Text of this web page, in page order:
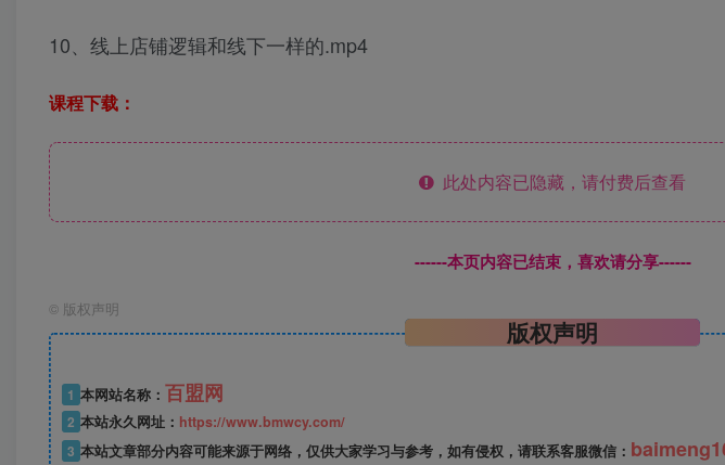
10、线上店铺逻辑和线下一样的.mp4
课程下载：
此处内容已隐藏，请付费后查看
------本页内容已结束，喜欢请分享------
© 版权声明
版权声明
1 本网站名称： 百盟网
2 本站永久网址： https://www.bmwcy.com/
3 本站文章部分内容可能来源于网络，仅供大家学习与参考，如有侵权，请联系客服微信：